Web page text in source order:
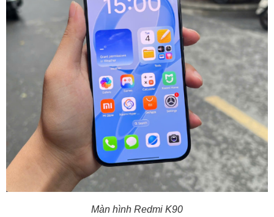
Màn hình Redmi K90